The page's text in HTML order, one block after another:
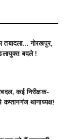
तबादला... गोरखपुर,
बदले !
कई निरीक्षक-
थानाध्यक्ष!